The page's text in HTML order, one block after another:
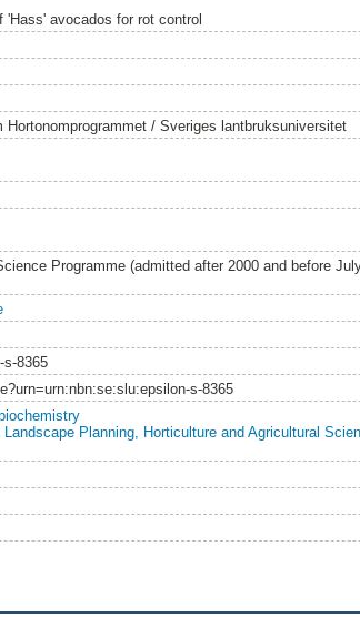
'Hass' avocados for rot control
Hortonomprogrammet / Sveriges lantbruksuniversitet
Programme (admitted after 2000 and before
s-8365
s-8365
Planning, Horticulture and Agricultural